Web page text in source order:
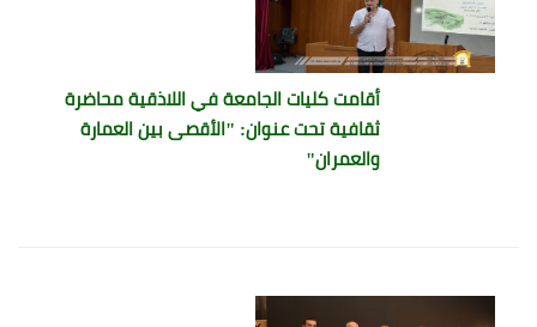
أقامت كليات الجامعة في اللاذقية محاضرة
ثقافية تحت عنوان: "الأقصى بين العمارة
والعمران"